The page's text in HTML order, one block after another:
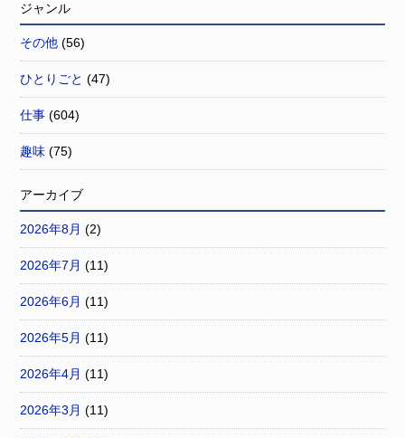
ジャンル
その他 (56)
ひとりごと (47)
仕事 (604)
趣味 (75)
アーカイブ
2026年8月 (2)
2026年7月 (11)
2026年6月 (11)
2026年5月 (11)
2026年4月 (11)
2026年3月 (11)